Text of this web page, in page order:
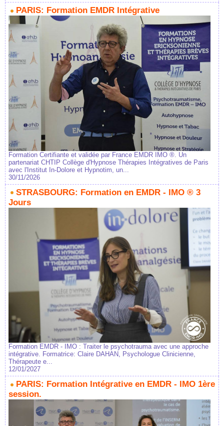
PARIS: Formation EMDR Intégrative
Formation Certifiante et validée par France EMDR IMO ®. Un
partenariat CHTIP Collège d'Hypnose Thérapies Intégratives de Paris
avec l'Institut In-Dolore et Hypnotim, un...
30/11/2026
STRASBOURG: Formation en EMDR - IMO ® 3
Jours
Formation EMDR - IMO : Traiter le psychotrauma avec une approche
intégrative. Formatrice: Claire DAHAN, Psychologue Clinicienne,
Thérapeute e...
12/01/2027
PARIS: Formation Intégrative en EMDR - IMO 1ère
session.